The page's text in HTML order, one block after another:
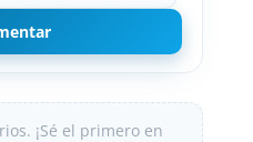
¡Sé el primero en